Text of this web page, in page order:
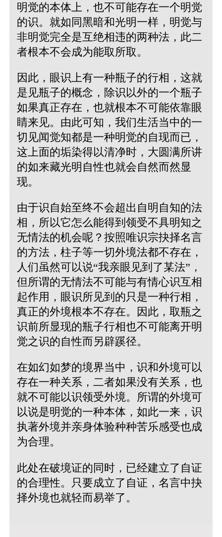
明觉的本体上，也不可能存在一个明觉
的识。就如同黑暗和光明一样，明觉与
非明觉完全是互绝相违的两种法，此二
者根本不会成为能取所取。
因此，眼识上有一种瓶子的行相，这就
是见瓶子的概念，除识以外的一个瓶子
如果真正存在，也就根本不可能依靠眼
睛来见。由此可知，我们生活当中的一
切见闻觉知都是一种明觉的自现而已，
这上面的垢染得以清净时，大圆满所讲
的如来藏光明自性也就会自然而然显
现。
由于识自始至终不会超出自明自知的法
相，所以它怎么能得到领受不具明知之
无情法的机会呢？按照唯识宗抉择名言
的方法，柱子等一切外境法都不存在，
人们虽然可以说“我亲眼见到了某法”，
但所谓的无情法不可能与有情心识互相
起作用，眼识所见到的只是一种行相，
真正的外境根本不存在。因此，取瓶之
识前所显现的瓶子行相也不可能离开明
觉之识的自性而另辟蹊径。
在如幻如梦的境界当中，识和外境可以
存在一种关系，二者如果没有关系，也
就不可能以识领受外境。所谓的外境可
以说是明觉的一种本体，如此一来，识
执著外境并亲身体验种种苦乐感受也成
为合理。
此处在破境证的同时，已经建立了自证
的合理性。只要成立了自证，名言中抉
择外境也就轻而易举了。